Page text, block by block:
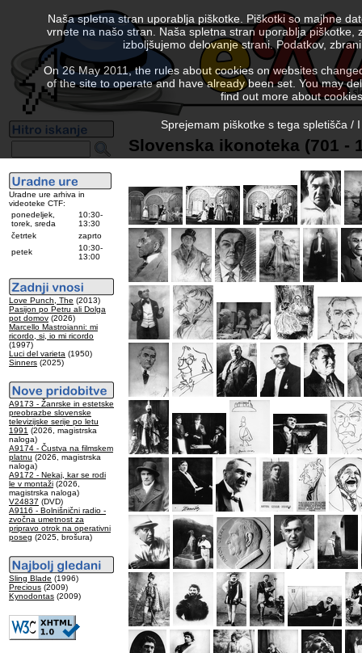
Uradne ure arhiva in
videoteke CTF:
ponedeljek,
torek, sreda
10:30-
13:30
četrtek
zaprto
petek
10:30-
13:00
Love Punch, The (2013)
Pasijon po Petru ali Dolga
pot domov (2026)
Marcello Mastroianni: mi
ricordo, si, io mi ricordo
(1997)
Luci del varieta (1950)
Sinners (2025)
A9173 - Žanrske in estetske
preobrazbe slovenske
televizijske serije po letu
1991 (2026, magistrska
naloga)
A9174 - Čustva na filmskem
platnu (2026, magistrska
naloga)
A9172 - Nekaj, kar se rodi
le v montaži (2026,
magistrska naloga)
V24837 (DVD)
A9116 - Bolnišnični radio -
zvočna umetnost za
pripravo otrok na operativni
poseg (2025, brošura)
Sling Blade (1996)
Precious (2009)
Kynodontas (2009)
Slovenska ikonoteka (701 -
Naša spletna stran uporablja piškotke. Piškotki so majhne
vrnete na našo stran. Naša spletna stran uporablja
izboljšujemo delovanje strani. Podatkov,
On 26 May 2011, the rules about cookies on websites
of the site to operate and have already been set. You may
find out more about
Sprejemam piškotke s tega spletišča /